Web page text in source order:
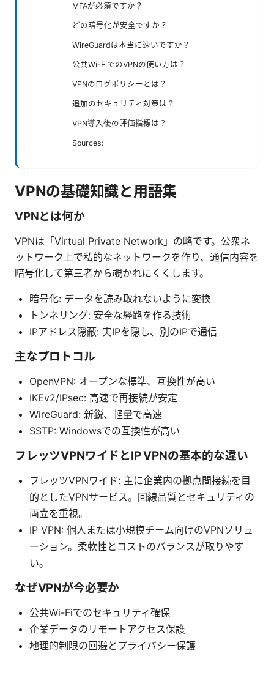
MFAが必須ですか？
どの暗号化が安全ですか？
WireGuardは本当に速いですか？
公共Wi-FiでのVPNの使い方は？
VPNのログポリシーとは？
追加のセキュリティ対策は？
VPN導入後の評価指標は？
Sources:
VPNの基礎知識と用語集
VPNとは何か
VPNは「Virtual Private Network」の略です。公衆ネ
ットワーク上で私的なネットワークを作り、通信内容を
暗号化して第三者から覗かれにくくします。
暗号化: データを読み取れないように変換
トンネリング: 安全な経路を作る技術
IPアドレス隠蔽: 実IPを隠し、別のIPで通信
主なプロトコル
OpenVPN: オープンな標準、互換性が高い
IKEv2/IPsec: 高速で再接続が安定
WireGuard: 新鋭、軽量で高速
SSTP: Windowsでの互換性が高い
フレッツVPNワイドとIP VPNの基本的な違い
フレッツVPNワイド: 主に企業内の拠点間接続を目
的としたVPNサービス。回線品質とセキュリティの
両立を重視。
IP VPN: 個人または小規模チーム向けのVPNソリュ
ーション。柔軟性とコストのバランスが取りやす
い。
なぜVPNが今必要か
公共Wi-Fiでのセキュリティ確保
企業データのリモートアクセス保護
地理的制限の回避とプライバシー保護